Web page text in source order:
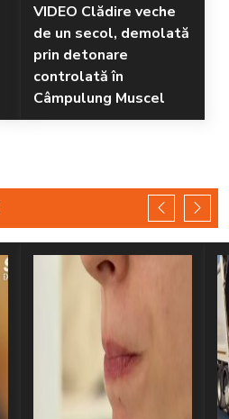
VIDEO Clădire veche
de un secol, demolată
prin detonare
controlată în
Câmpulung Muscel